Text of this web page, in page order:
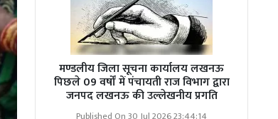
मण्डलीय जिला सूचना कार्यालय लखनऊ
पिछले 09 वर्षों में पंचायती राज विभाग द्वारा
जनपद लखनऊ की उल्लेखनीय प्रगति